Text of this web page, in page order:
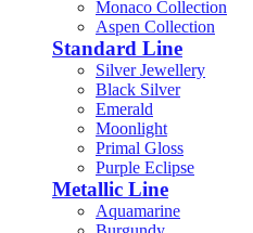
Monaco Collection
Aspen Collection
Standard Line
Silver Jewellery
Black Silver
Emerald
Moonlight
Primal Gloss
Purple Eclipse
Metallic Line
Aquamarine